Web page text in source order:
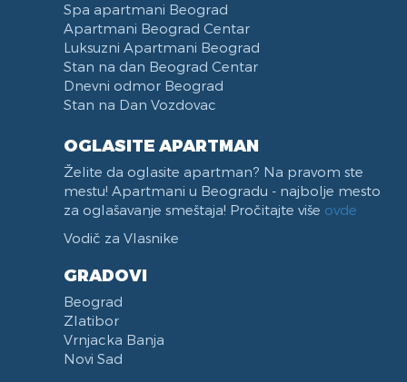
Spa apartmani Beograd
Apartmani Beograd Centar
Luksuzni Apartmani Beograd
Stan na dan Beograd Centar
Dnevni odmor Beograd
Stan na Dan Vozdovac
OGLASITE APARTMAN
Želite da oglasite apartman? Na pravom ste
mestu! Apartmani u Beogradu - najbolje mesto
za oglašavanje smeštaja! Pročitajte više ovde
Vodič za Vlasnike
GRADOVI
Beograd
Zlatibor
Vrnjacka Banja
Novi Sad